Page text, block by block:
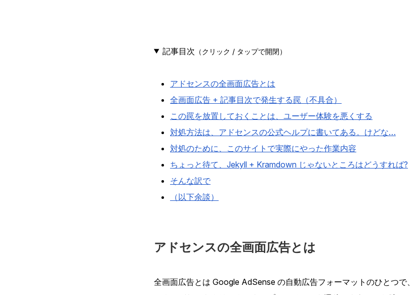
記事目次 （クリック / タップで開閉）
アドセンスの全画面広告とは
全画面広告 + 記事目次で発生する罠（不具合）
この罠を放置しておくことは、ユーザー体験を悪くする
対処方法は、アドセンスの公式ヘルプに書いてある。けどな…
対処のために、このサイトで実際にやった作業内容
ちょっと待て、Jekyll + Kramdown じゃないところはどうすれば?
そんな訳で
（以下余談）
アドセンスの全画面広告とは
全画面広告とは Google AdSense の自動広告フォーマットのひとつで